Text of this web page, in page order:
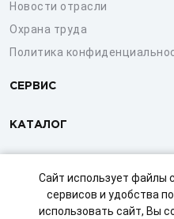
Сайт использует файлы
сервисов и удобства
использовать сайт, Вы
Новости отрасли
Охрана труда
Политика
СЕРВИС
КАТАЛОГ